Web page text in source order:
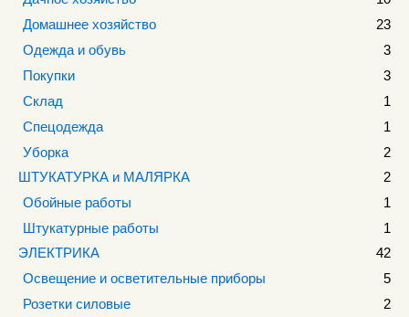
Домашнее хозяйство
23
Одежда и обувь
3
Покупки
3
Склад
1
Спецодежда
1
Уборка
2
ШТУКАТУРКА и МАЛЯРКА
2
Обойные работы
1
Штукатурные работы
1
ЭЛЕКТРИКА
42
Освещение и осветительные приборы
5
Розетки силовые
2